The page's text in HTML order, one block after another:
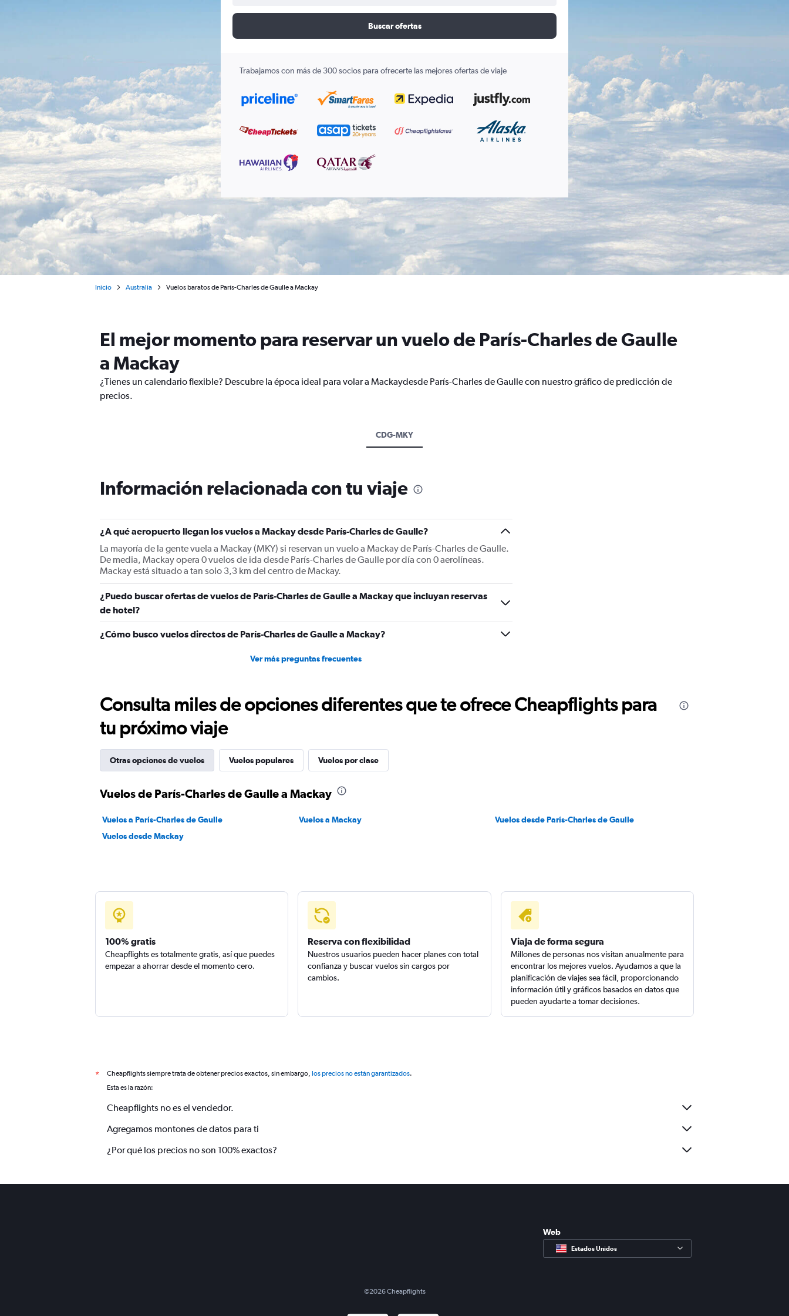
Buscar ofertas
Trabajamos con más de 300 socios para ofrecerte las mejores ofertas de viaje
Inicio Australia Vuelos baratos de París-Charles de Gaulle a Mackay
El mejor momento para reservar un vuelo de París-Charles de Gaulle
a Mackay
¿Tienes un calendario flexible? Descubre la época ideal para volar a Mackaydesde París-Charles de Gaulle con nuestro gráfico de predicción de
precios.
CDG-MKY
Información relacionada con tu viaje
¿A qué aeropuerto llegan los vuelos a Mackay desde París-Charles de Gaulle?
La mayoría de la gente vuela a Mackay (MKY) si reservan un vuelo a Mackay de París-Charles de Gaulle.
De media, Mackay opera 0 vuelos de ida desde París-Charles de Gaulle por día con 0 aerolíneas.
Mackay está situado a tan solo 3,3 km del centro de Mackay.
¿Puedo buscar ofertas de vuelos de París-Charles de Gaulle a Mackay que incluyan reservas
de hotel?
¿Cómo busco vuelos directos de París-Charles de Gaulle a Mackay?
Ver más preguntas frecuentes
Consulta miles de opciones diferentes que te ofrece Cheapflights para
tu próximo viaje
Otras opciones de vuelos Vuelos populares Vuelos por clase
Vuelos de París-Charles de Gaulle a Mackay
Vuelos a París-Charles de Gaulle Vuelos a Mackay
Vuelos desde París-Charles de Gaulle
Vuelos desde Mackay
100% gratis
Cheapflights es totalmente gratis, así que puedes
empezar a ahorrar desde el momento cero.
Reserva con flexibilidad
Nuestros usuarios pueden hacer planes con total
confianza y buscar vuelos sin cargos por
cambios.
Viaja de forma segura
Millones de personas nos visitan anualmente para
encontrar los mejores vuelos. Ayudamos a que la
planificación de viajes sea fácil, proporcionando
información útil y gráficos basados en datos que
pueden ayudarte a tomar decisiones.
* Cheapflights siempre trata de obtener precios exactos, sin embargo, los precios no están garantizados.
Esta es la razón:
Cheapflights no es el vendedor.
Agregamos montones de datos para ti
¿Por qué los precios no son 100% exactos?
Web
Estados Unidos
©2026Cheapflights